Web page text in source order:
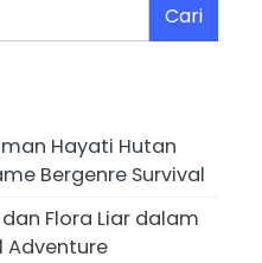
Cari
Hayati Hutan
Bergenre Survival
Flora Liar dalam
Adventure